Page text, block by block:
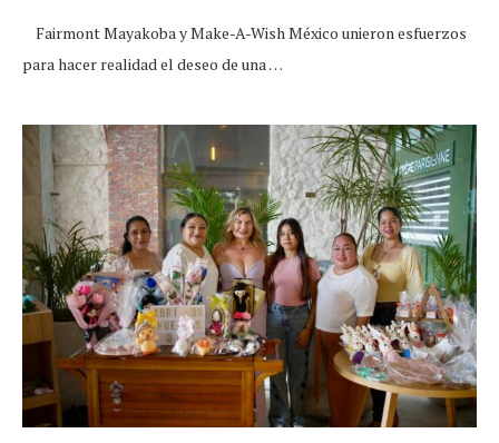
Fairmont Mayakoba y Make-A-Wish México unieron esfuerzos
para hacer realidad el deseo de una …